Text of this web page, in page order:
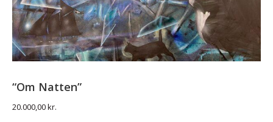
“Om Natten”
20.000,00kr.